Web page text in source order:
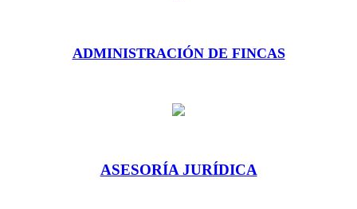
ADMINISTRACIÓN DE FINCAS
ASESORÍA JURÍDICA